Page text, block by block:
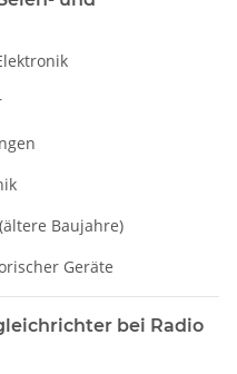
Baujahre)
Geräte
bei Radio